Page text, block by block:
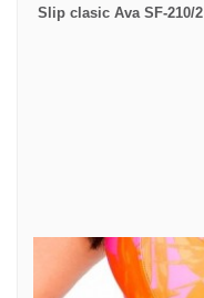
Slip clasic Ava SF-210/2